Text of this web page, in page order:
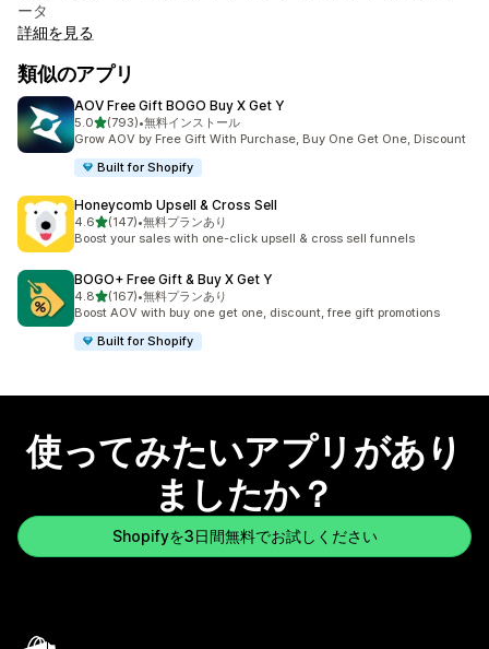
ータ
詳細を見る
類似のアプリ
AOV Free Gift BOGO Buy X Get Y
5.05つ星中
(793)
合計レビュー数：793件
•無料インストール
Grow AOV by Free Gift With Purchase, Buy One Get One, Discount
Built for Shopify
Honeycomb Upsell & Cross Sell
4.65つ星中
(147)
合計レビュー数：147件
•無料プランあり
Boost your sales with one-click upsell & cross sell funnels
BOGO+ Free Gift & Buy X Get Y
4.85つ星中
(167)
合計レビュー数：167件
•無料プランあり
Boost AOV with buy one get one, discount, free gift promotions
Built for Shopify
使ってみたいアプリがあり
ましたか？
Shopifyを3日間無料でお試しください